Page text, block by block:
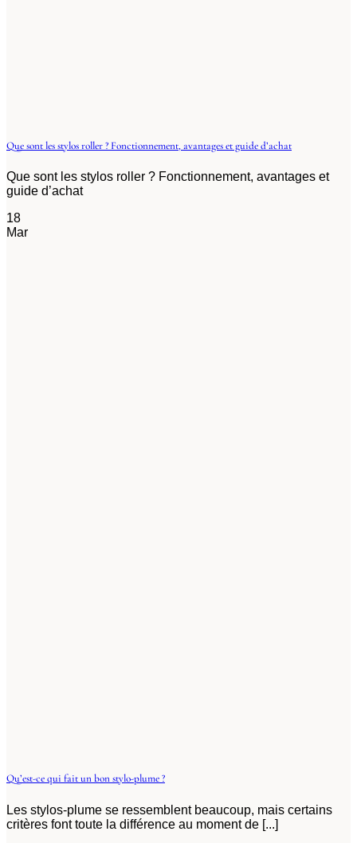
Que sont les stylos roller ? Fonctionnement, avantages et guide d’achat
Que sont les stylos roller ? Fonctionnement, avantages et
guide d’achat
18
Mar
Qu’est-ce qui fait un bon stylo-plume ?
Les stylos-plume se ressemblent beaucoup, mais certains
critères font toute la différence au moment de [...]